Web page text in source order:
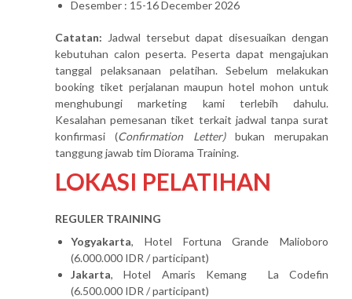
Desember : 15-16 December 2026
Catatan: Jadwal tersebut dapat disesuaikan dengan
kebutuhan calon peserta. Peserta dapat mengajukan
tanggal pelaksanaan pelatihan. Sebelum melakukan
booking tiket perjalanan maupun hotel mohon untuk
menghubungi marketing kami terlebih dahulu.
Kesalahan pemesanan tiket terkait jadwal tanpa surat
konfirmasi (Confirmation Letter)bukan merupakan
tanggung jawab tim Diorama Training.
LOKASI PELATIHAN
REGULER TRAINING
Yogyakarta, Hotel Fortuna Grande Malioboro
(6.000.000 IDR / participant)
Jakarta, Hotel Amaris Kemang La Codefin
(6.500.000 IDR / participant)